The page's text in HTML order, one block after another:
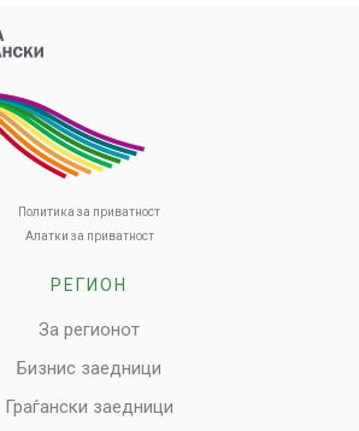
Политика за приватност
Алатки за приватност
РЕГИОН
За регионот
Бизнис заедници
Граѓански заедници